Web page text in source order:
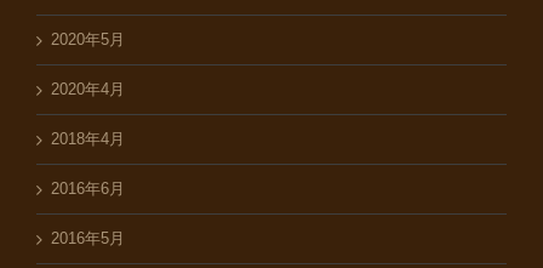
2020年5月
2020年4月
2018年4月
2016年6月
2016年5月